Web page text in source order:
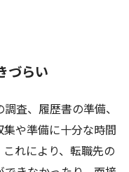
づらい
査、履歴書の準備、
や準備に十分な時間
れにより、転職先の